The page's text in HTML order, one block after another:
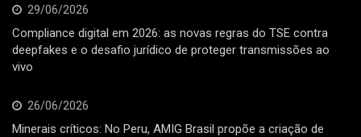
29/06/2026
Compliance digital em 2026: as novas regras do TSE contra
deepfakes e o desafio jurídico de proteger transmissões ao
vivo
26/06/2026
Minerais críticos: No Peru, AMIG Brasil propõe a criação de